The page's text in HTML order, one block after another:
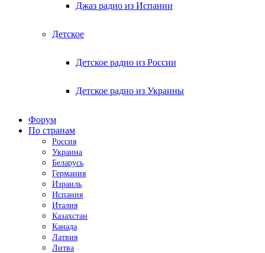
Джаз радио из Испании
Детское
Детское радио из России
Детское радио из Украины
Форум
По странам
Россия
Украина
Беларусь
Германия
Израиль
Испания
Италия
Казахстан
Канада
Латвия
Литва